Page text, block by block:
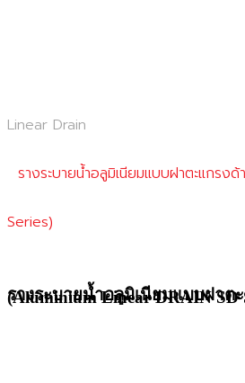
Linear Drain
รางระบายน้ำอลูมิเนียมแบบฝาตะแกรง
Series)
รางระบายน้ำอลูมิเนียมแบบฝาต
(Aluminium Linear DRAIN SD